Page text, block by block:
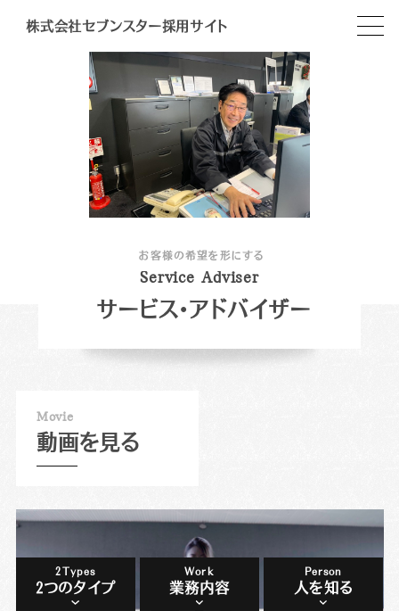
株式会社セブンスター採用サイト
Service Adviser
サービス・アドバイザー
お客様の希望を形にする
Movie
動画を見る
2Types
2つのタイプ
Work
業務内容
Person
人を知る